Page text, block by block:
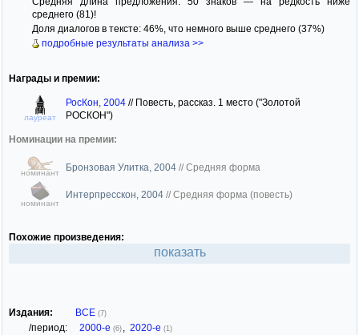
среднего (81)!
Доля диалогов в тексте: 46%, что немного выше среднего (37%)
подробные результаты анализа >>
Награды и премии:
лауреат
РосКон, 2004 // Повесть, рассказ. 1 место ("Золотой
РОСКОН")
Номинации на премии:
номинант Бронзовая Улитка, 2004 //Средняя форма
номинант
Интерпресскон, 2004 //Средняя форма (повесть)
Похожие произведения:
показать
Издания: ВСЕ (7)
/период: 2000-е (6) , 2020-е (1)